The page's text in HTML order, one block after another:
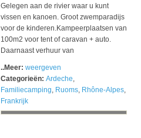
Gelegen aan de rivier waar u kunt
vissen en kanoen. Groot zwemparadijs
voor de kinderen.Kampeerplaatsen van
100m2 voor tent of caravan + auto.
Daarnaast verhuur van
..Meer: weergeven
Categorieën: Ardeche,
Familiecamping, Ruoms, Rhône-Alpes,
Frankrijk